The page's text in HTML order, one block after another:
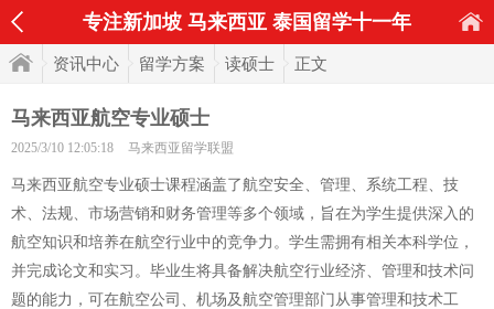
专注新加坡 马来西亚 泰国留学十一年
资讯中心 留学方案 读硕士 正文
马来西亚航空专业硕士
2025/3/10 12:05:18 马来西亚留学联盟
马来西亚航空专业硕士课程涵盖了航空安全、管理、系统工程、技
术、法规、市场营销和财务管理等多个领域，旨在为学生提供深入的
航空知识和培养在航空行业中的竞争力。学生需拥有相关本科学位，
并完成论文和实习。毕业生将具备解决航空行业经济、管理和技术问
题的能力，可在航空公司、机场及航空管理部门从事管理和技术工